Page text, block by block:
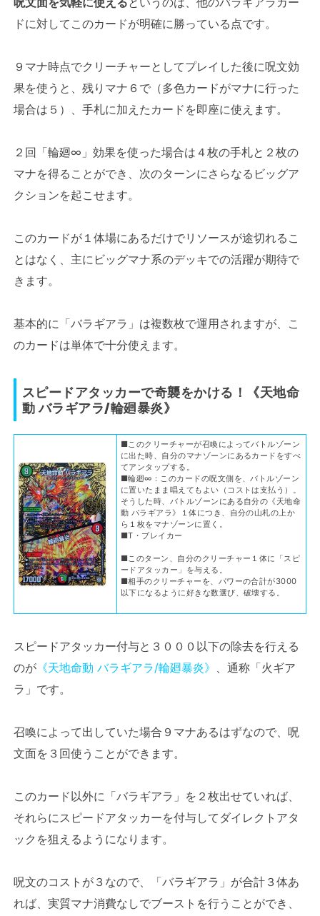
ドに対してこのカードが明確に勝っている点です。
９マナ時点でクリーチャーとしてプレイした後に呪文効
果を使うと、残りマナ６で（多色カードがマナに行った
場合は５）、手札に加えたカードを即座に使えます。
２回「輪廻∞」効果を使った場合は４枚の手札と２枚の
マナを得ることができ、次のターンにさらなるビッグア
クションを起こせます。
このカードが１体場にあるだけでリソースが途切れるこ
とはなく、主にビッグマナ系のデッキでの活躍が期待で
きます。
基本的に「バラギアラ」は複数枚で運用されますが、こ
のカードは単体で十分使えます。
スピードアタッカーで奇襲をかける！《天地命
動 バラギアラ/輪廻暴炎》
■このクリーチャーが召喚によってバトルゾーン
に出た時、自分のマナゾーンにあるカードをすべ
てアンタップする。
■輪廻∞：このカードの呪文側を、バトルゾーン
に置いたまま唱えてもよい（コストは支払う）。
そうした時、バトルゾーンにある自分の《天地命
動 バラギアラ》１体につき、自分の山札の上か
ら１枚をマナゾーンに置く。
■T・ブレイカー
■このターン、自分のクリーチャー１体に「スピ
ードアタッカー」を与える。
■相手のクリーチャーを、パワーの合計が3000
以下になるように好きな数選び、破壊する。
スピードアタッカー付与と３０００以下の除去を行える
のが 《天地命動 バラギアラ/輪廻暴炎》 、通称「火ギア
ラ」です。
召喚によって出していた場合９マナあるはずなので、呪
文面を３回使うことができます。
このカード以外に「バラギアラ」を２枚出せていれば、
それらにスピードアタッカーを付与してダイレクトアタ
ックを狙えるようになります。
呪文のコストが３なので、「バラギアラ」が合計３体あ
れば、実質マナ消費なしでブーストを行うことができ、